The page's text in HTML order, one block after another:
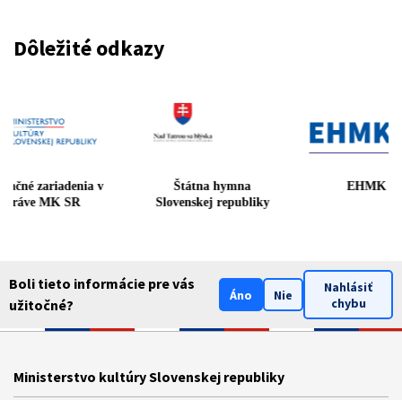
Dôležité odkazy
zariadenia v
správe MK SR
Štátna hymna
Slovenskej republiky
Boli tieto informácie pre vás
užitočné?
Áno Nie
Nahlásiť
chybu
Ministerstvo kultúry Slovenskej republiky